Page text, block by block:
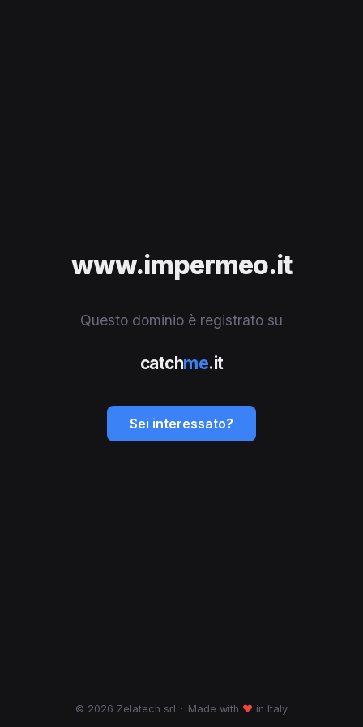
www.impermeo.it
Questo dominio è registrato su
catchme.it
Sei interessato?
© 2026 Zelatech srl · Made with ♥ in Italy